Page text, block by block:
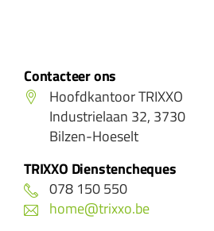
Contacteer ons
Hoofdkantoor TRIXXO
Industrielaan 32, 3730
Bilzen-Hoeselt
TRIXXO Dienstencheques
078 150 550
home@trixxo.be